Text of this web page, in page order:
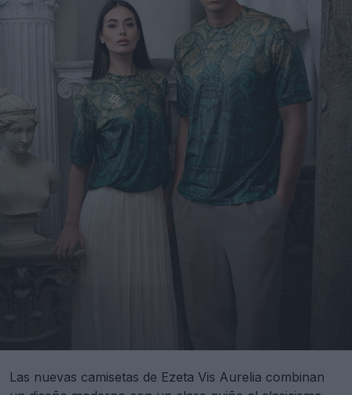
Las nuevas camisetas de Ezeta Vis Aurelia combinan